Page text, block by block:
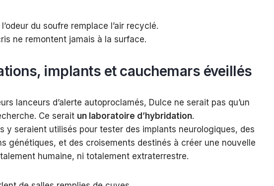
l’odeur du soufre remplace l’air recyclé.
ne remontent jamais à la surface.
implants et cauchemars éveillés
lanceurs d’alerte autoproclamés, Dulce ne serait pas qu’un
Ce serait un laboratoire d’hybridation.
y seraient utilisés pour tester des implants neurologiques, des
génétiques, et des croisements destinés à créer une nouvelle
humaine, ni totalement extraterrestre.